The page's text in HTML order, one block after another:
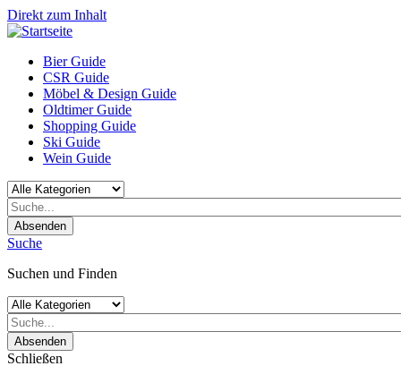
Direkt zum Inhalt
Bier Guide
CSR Guide
Möbel & Design Guide
Oldtimer Guide
Shopping Guide
Ski Guide
Wein Guide
Absenden
Suche
Suchen und Finden
Absenden
Schließen